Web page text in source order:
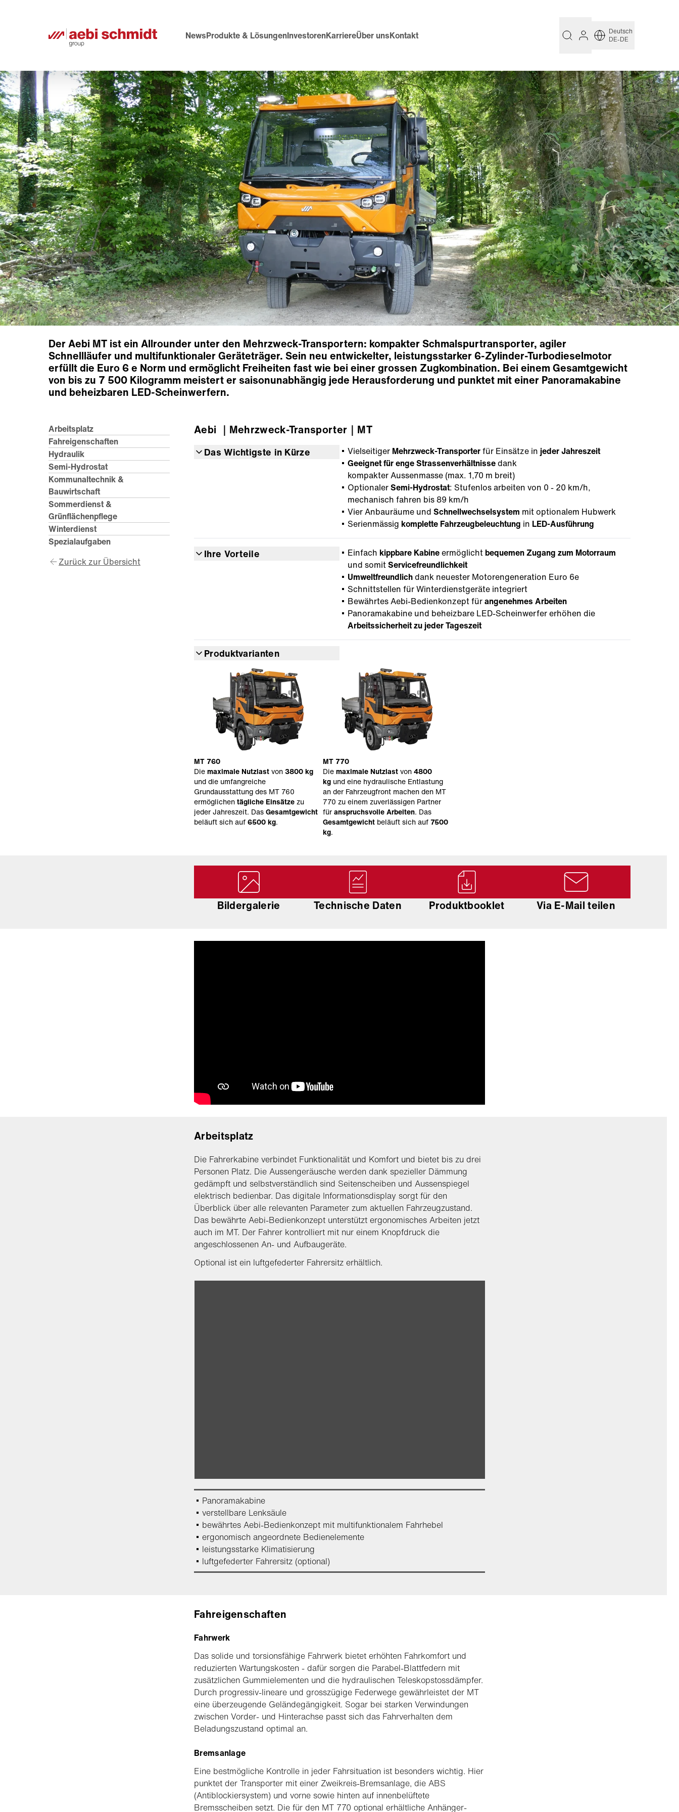
NewsProdukte & LösungenInvestorenKarriereÜber unsKontakt
Deutsch
DE-DE
Der Aebi MT ist ein Allrounder unter den Mehrzweck-Transportern: kompakter Schmalspurtransporter, agiler
Schnellläufer und multifunktionaler Geräteträger. Sein neu entwickelter, leistungsstarker 6-Zylinder-Turbodieselmotor
erfüllt die Euro 6 e Norm und ermöglicht Freiheiten fast wie bei einer grossen Zugkombination. Bei einem Gesamtgewicht
von bis zu 7 500 Kilogramm meistert er saisonunabhängig jede Herausforderung und punktet mit einer Panoramakabine
und beheizbaren LED-Scheinwerfern.
Arbeitsplatz
Fahreigenschaften
Hydraulik
Semi-Hydrostat
Kommunaltechnik &
Bauwirtschaft
Sommerdienst &
Grünflächenpflege
Winterdienst
Spezialaufgaben
Zurück zur Übersicht
Aebi ｜Mehrzweck-Transporter ｜MT
Das Wichtigste in Kürze Vielseitiger Mehrzweck-Transporterfür Einsätze in jeder Jahreszeit
Geeignet für enge Strassenverhältnissedank
kompakter Aussenmasse (max. 1,70 m breit)
OptionalerSemi-Hydrostat: Stufenlos arbeiten von 0 - 20 km/h,
mechanisch fahren bis 89 km/h
Vier Anbauräume und Schnellwechselsystem mit optionalem Hubwerk
Serienmässig komplette Fahrzeugbeleuchtung in LED-Ausführung
Ihre Vorteile Einfach kippbare Kabineermöglicht bequemen Zugang zum Motorraum
und somitServicefreundlichkeit
Umweltfreundlichdank neuester Motorengeneration Euro 6e
Schnittstellen für Winterdienstgeräte integriert
Bewährtes Aebi-Bedienkonzept fürangenehmes Arbeiten
Panoramakabine und beheizbare LED-Scheinwerfer erhöhen die
Arbeitssicherheit zu jeder Tageszeit
Produktvarianten
MT 760
Diemaximale Nutzlastvon3800 kg
und die umfangreiche
Grundausstattung des MT 760
ermöglichentägliche Einsätzezu
jeder Jahreszeit. DasGesamtgewicht
beläuft sich auf6500 kg.
MT 770
Diemaximale Nutzlastvon4800
kgund eine hydraulische Entlastung
an der Fahrzeugfront machen den MT
770 zu einem zuverlässigen Partner
füranspruchsvolle Arbeiten. Das
Gesamtgewichtbeläuft sich auf 7500
kg.
Bildergalerie Technische Daten Produktbooklet Via E-Mail teilen
Arbeitsplatz
Die Fahrerkabine verbindet Funktionalität und Komfort und bietet bis zu drei
Personen Platz. Die Aussengeräusche werden dank spezieller Dämmung
gedämpft und selbstverständlich sind Seitenscheiben und Aussenspiegel
elektrisch bedienbar. Das digitale Informationsdisplay sorgt für den
Überblick über alle relevanten Parameter zum aktuellen Fahrzeugzustand.
Das bewährte Aebi-Bedienkonzept unterstützt ergonomisches Arbeiten jetzt
auch im MT. Der Fahrer kontrolliert mit nur einem Knopfdruck die
angeschlossenen An- und Aufbaugeräte.
Optional ist ein luftgefederter Fahrersitz erhältlich.
Panoramakabine
verstellbare Lenksäule
bewährtes Aebi-Bedienkonzept mit multifunktionalem Fahrhebel
ergonomisch angeordnete Bedienelemente
leistungsstarke Klimatisierung
luftgefederter Fahrersitz (optional)
Fahreigenschaften
Fahrwerk
Das solide und torsionsfähige Fahrwerk bietet erhöhten Fahrkomfort und
reduzierten Wartungskosten - dafür sorgen die Parabel-Blattfedern mit
zusätzlichen Gummielementen und die hydraulischen Teleskopstossdämpfer.
Durch progressiv-lineare und grosszügige Federwege gewährleistet der MT
eine überzeugende Geländegängigkeit. Sogar bei starken Verwindungen
zwischen Vorder- und Hinterachse passt sich das Fahrverhalten dem
Beladungszustand optimal an.
Bremsanlage
Eine bestmögliche Kontrolle in jeder Fahrsituation ist besonders wichtig. Hier
punktet der Transporter mit einer Zweikreis-Bremsanlage, die ABS
(Antiblockiersystem) und vorne sowie hinten auf innenbelüftete
Bremsscheiben setzt. Die für den MT 770 optional erhältliche Anhänger-